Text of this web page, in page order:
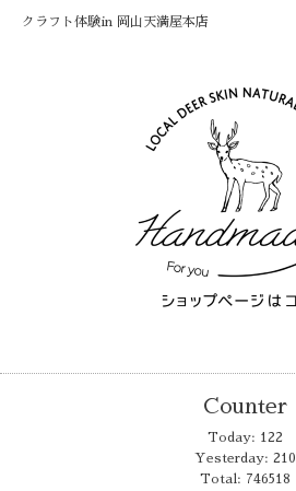
クラフト体験in 岡山天満屋本店
Counter
Today: 122
Yesterday: 210
Total: 746518